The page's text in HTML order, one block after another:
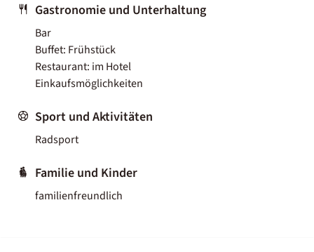
Gastronomie und Unterhaltung
Bar
Buffet: Frühstück
Restaurant: im Hotel
Einkaufsmöglichkeiten
Sport und Aktivitäten
Radsport
Familie und Kinder
familienfreundlich